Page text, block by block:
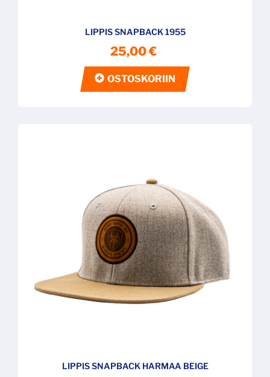
LIPPIS SNAPBACK 1955
25,00 €
OSTOSKORIIN
LIPPIS SNAPBACK HARMAA BEIGE